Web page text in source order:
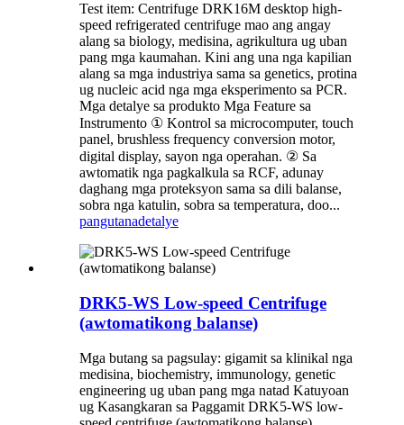
Test item: Centrifuge DRK16M desktop high-
speed refrigerated centrifuge mao ang angay
alang sa biology, medisina, agrikultura ug uban
pang mga kaumahan. Kini ang una nga kapilian
alang sa mga industriya sama sa genetics, protina
ug nucleic acid nga mga eksperimento sa PCR.
Mga detalye sa produkto Mga Feature sa
Instrumento ① Kontrol sa microcomputer, touch
panel, brushless frequency conversion motor,
digital display, sayon ​​nga operahan. ② Sa
awtomatik nga pagkalkula sa RCF, adunay
daghang mga proteksyon sama sa dili balanse,
sobra nga katulin, sobra sa temperatura, doo...
pangutanadetalye
DRK5-WS Low-speed Centrifuge
(awtomatikong balanse)
Mga butang sa pagsulay: gigamit sa klinikal nga
medisina, biochemistry, immunology, genetic
engineering ug uban pang mga natad Katuyoan
ug Kasangkaran sa Paggamit DRK5-WS low-